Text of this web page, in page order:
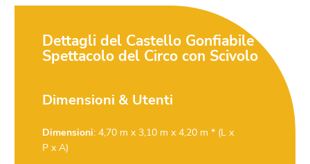
Dettagli del Castello Gonfiabile
Spettacolo del Circo con Scivolo
Dimensioni & Utenti
Dimensioni: 4,70 m x 3,10 m x 4,20 m * (L x
P x A)